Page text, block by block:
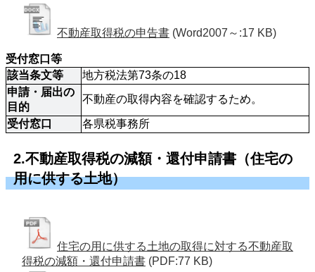
不動産取得税の申告書 (Word2007～:17 KB)
受付窓口等
該当条文等
地方税法第73条の18
申請・届出の
目的
不動産の取得内容を確認するため。
受付窓口 各県税事務所
2.不動産取得税の減額・還付申請書（住宅の
用に供する土地）
住宅の用に供する土地の取得に対する不動産取
得税の減額・還付申請書 (PDF:77 KB)